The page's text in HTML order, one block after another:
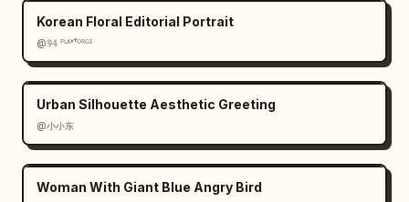
Korean Floral Editorial Portrait
@𝟡𝟜 ᴾᴸᴬʸᶠᴼᴿᴳᴱ
Urban Silhouette Aesthetic Greeting
@小小东
Woman With Giant Blue Angry Bird